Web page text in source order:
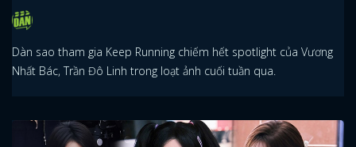
Dàn sao tham gia Keep Running chiếm hết spotlight của Vương
Nhất Bác, Trần Đô Linh trong loạt ảnh cuối tuần qua.